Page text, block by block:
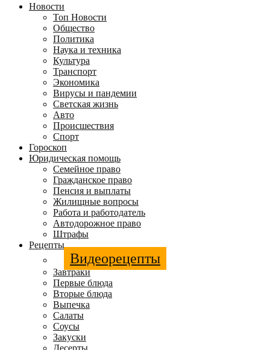
Новости
Топ Новости
Общество
Политика
Наука и техника
Культура
Транспорт
Экономика
Вирусы и пандемии
Светская жизнь
Авто
Происшествия
Спорт
Гороскоп
Юридическая помощь
Семейное право
Гражданское право
Пенсия и выплаты
Жилищные вопросы
Работа и работодатель
Автодорожное право
Штрафы
Рецепты
Видеорецепты
Завтраки
Первые блюда
Вторые блюда
Выпечка
Салаты
Соусы
Закуски
Десерты